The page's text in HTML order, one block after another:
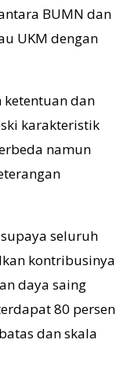
BUMN dan
UKM dengan
ketentuan dan
karakteristik
namun
seluruh
kontribusinya
daya saing
80 persen
dan skala